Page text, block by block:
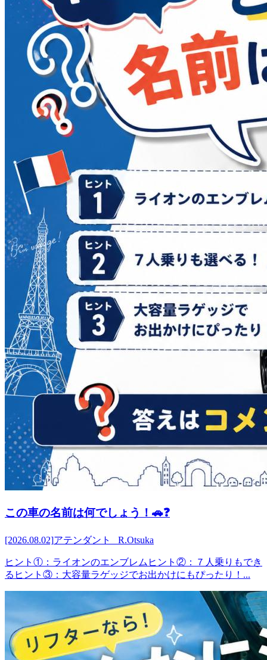
この車の名前は何でしょう！🚗❓
[2026.08.02]アテンダント R.Otsuka
ヒント①：ライオンのエンブレムヒント②：７人乗りもでき
るヒント③：大容量ラゲッジでお出かけにもぴったり！...